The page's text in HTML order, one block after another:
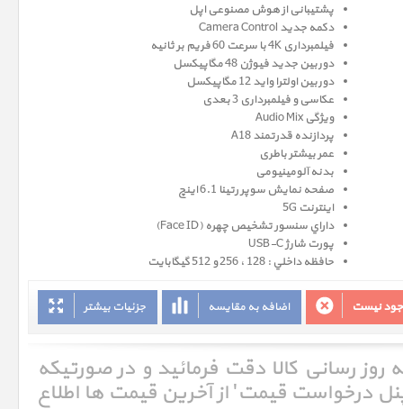
پشتیبانی از هوش مصنوعی اپل
دکمه جدید Camera Control
فیلمبرداری 4K با سرعت 60 فریم بر ثانیه
دوربین جدید فیوژن 48 مگاپیکسل
دوربین اولترا واید 12 مگاپیکسل
عکاسی و فیلمبرداری 3 بعدی
ویژگی Audio Mix
پردازنده قدرتمند A18
عمر بیشتر باطری
بدنه آلومینیومی
صفحه نمايش سوپر رتينا 6.1 اينچ
اینترنت 5G
داراي سنسور تشخيص چهره (Face ID)
پورت شارژ USB-C
حافظه داخلي : 128 ، 256 و 512 گيگابايت
جزئیات بیشتر اضافه به مقایسه نیست
روز رسانی کالا دقت فرمائید و در صورتیکه
درخواست قیمت' از آخرین قیمت ها اطلاع